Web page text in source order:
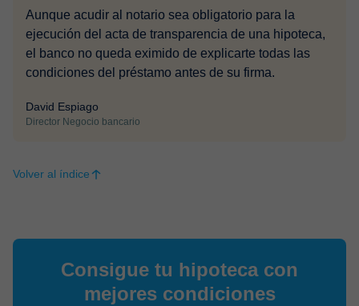
Aunque acudir al notario sea obligatorio para la
ejecución del acta de transparencia de una hipoteca,
el banco no queda eximido de explicarte todas las
condiciones del préstamo antes de su firma.
David Espiago
Director Negocio bancario
Volver al índice
Consigue tu hipoteca con
mejores condiciones